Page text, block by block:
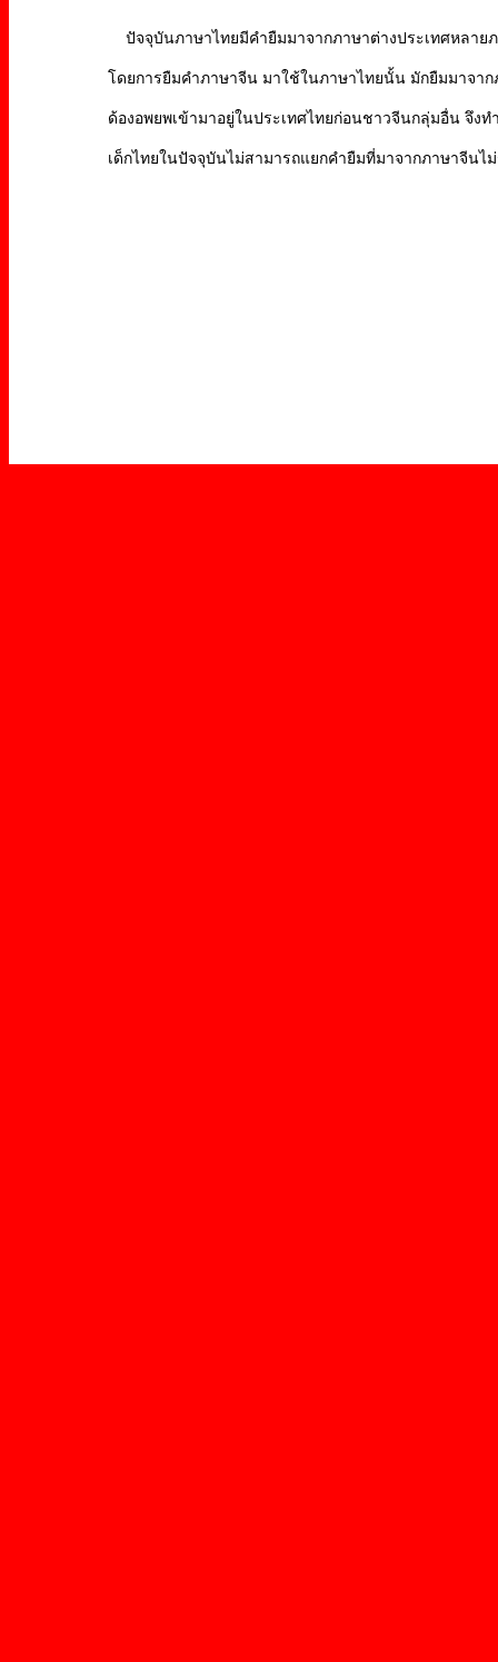
ปัจจุบันภาษาไทยมีคำยืมมาจากภาษาต่างประเทศหลา
โดยการยืมคำภาษาจีน มาใช้ในภาษาไทยนั้น มักยืมมาจา
ด้องอพยพเข้ามาอยู่ในประเทศไทยก่อนชาวจีนกลุ่มอื่น จึง
เด็กไทยในปัจจุบันไม่สามารถแยกคำยืมที่มาจากภาษาจีน